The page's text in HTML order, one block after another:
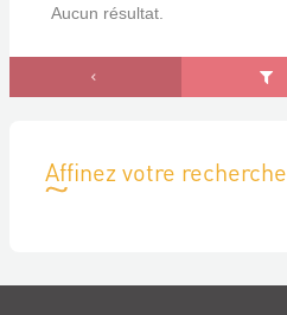
Aucun résultat.
Affinez votre recherche